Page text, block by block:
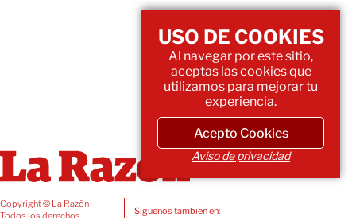
Copyright © La Razón
Todos los derechos
Siguenos también en:
USO DE COOKIES
Al navegar por este sitio,
aceptas las cookies que
utilizamos para mejorar tu
experiencia.
Acepto Cookies
Aviso de privacidad